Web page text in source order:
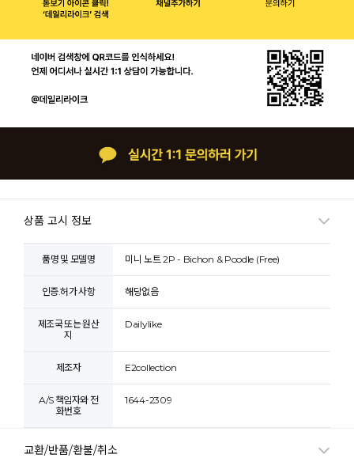
상품 고시 정보
품명 및 모델명 미니 노트 2P - Bichon & Poodle (Free)
인증.허가 사항 해당없음
제조국 또는 원산
지
Dailylike
제조자 E2collection
A/S 책임자와 전
화번호
1644-2309
교환/반품/환불/취소